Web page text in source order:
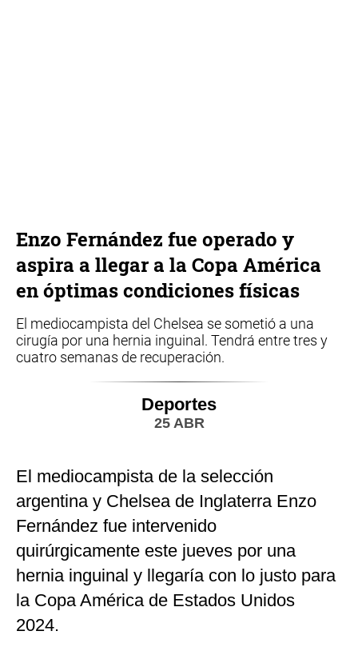
Enzo Fernández fue operado y
aspira a llegar a la Copa América
en óptimas condiciones físicas
El mediocampista del Chelsea se sometió a una
cirugía por una hernia inguinal. Tendrá entre tres y
cuatro semanas de recuperación.
Deportes
25 ABR
El mediocampista de la selección
argentina y Chelsea de Inglaterra Enzo
Fernández fue intervenido
quirúrgicamente este jueves por una
hernia inguinal y llegaría con lo justo para
la Copa América de Estados Unidos
2024.